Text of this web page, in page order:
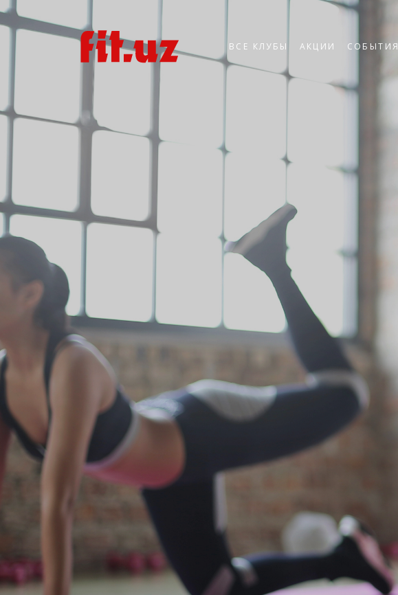
ВСЕ КЛУБЫ АКЦИИ СОБЫТИЯ